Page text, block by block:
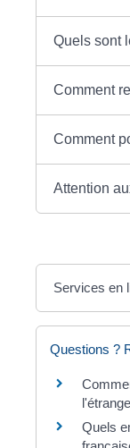
Quels sont
Comment
Comment
Attention
Services en
Questions ?
Quels